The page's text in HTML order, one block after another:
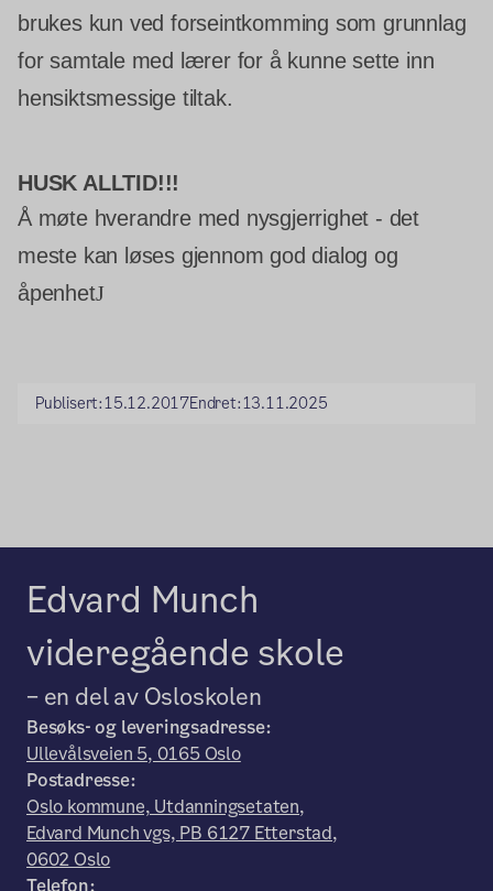
brukes kun ved forseintkomming som grunnlag
for samtale med lærer for å kunne sette inn
hensiktsmessige tiltak.
HUSK ALLTID!!!
Å møte hverandre med nysgjerrighet - det
meste kan løses gjennom god dialog og
åpenhetJ
Publisert:15.12.2017Endret:13.11.2025
Edvard Munch
videregående skole
– en del av Osloskolen
Besøks- og leveringsadresse:
Ullevålsveien 5, 0165 Oslo
Postadresse:
Oslo kommune, Utdanningsetaten,
Edvard Munch vgs, PB 6127 Etterstad,
0602 Oslo